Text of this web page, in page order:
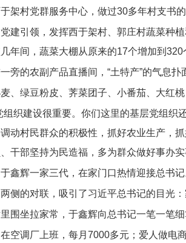
架村党群服务中心，做过30多年村支书
建引领，发挥西于架村、郭庄村蔬菜种
年间，蔬菜大棚从原来的17个增加到
旁的农副产品直播间，“土特产”的气息扑
、绿豆粉皮、荠菜团子、小番茄、大红
组织建设很重要。你们这里的基层党组织
动村民群众的积极性，抓好农业生产，
干部坚持为民造福，多为群众做好事办实
鑫辉一家三代，在家门口热情迎接总书
侧的对联，吸引了习近平总书记的目光
围坐拉家常，于鑫辉向总书记一笔一笔
空调厂上班，每月7000多元；爱人做电